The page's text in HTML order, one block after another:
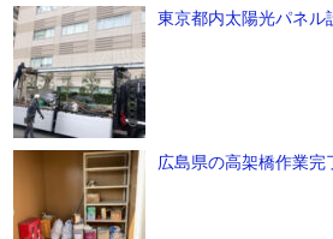
東京都内太陽光パネ
広島県の高架橋作業